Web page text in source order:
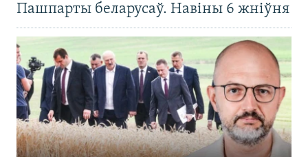
Пашпарты беларусаў. Навіны 6 жніўня